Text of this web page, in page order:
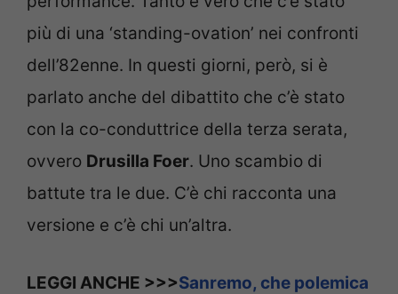
più di una ‘standing-ovation’ nei confronti
dell’82enne. In questi giorni, però, si è
parlato anche del dibattito che c’è stato
con la co-conduttrice della terza serata,
ovvero Drusilla Foer. Uno scambio di
battute tra le due. C’è chi racconta una
versione e c’è chi un’altra.
LEGGI ANCHE >>>Sanremo, che polemica